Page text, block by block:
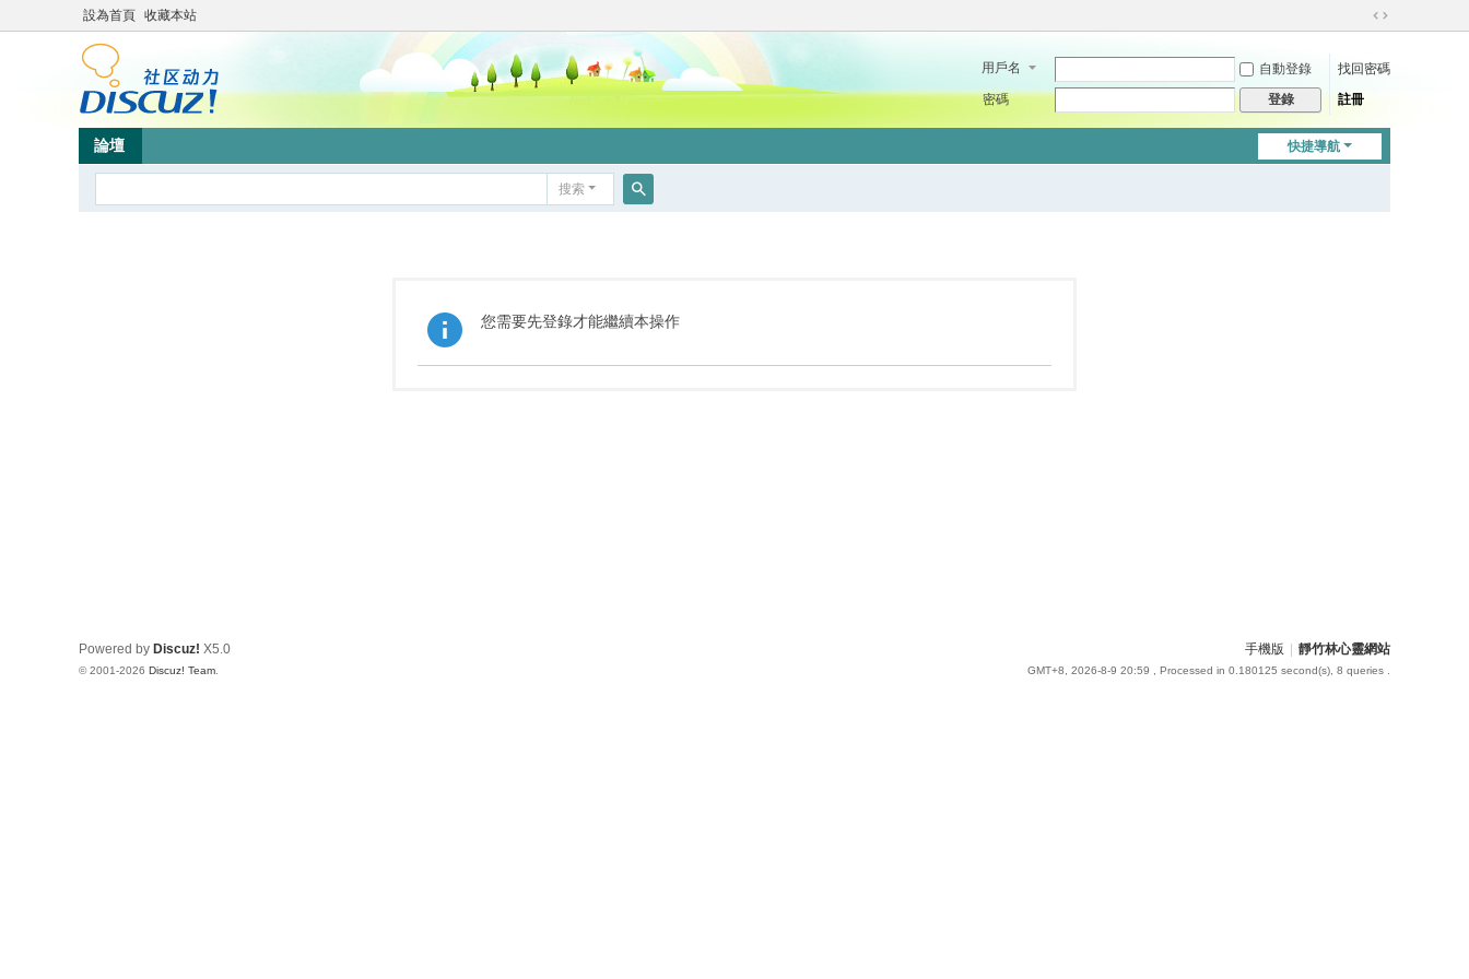
設為首頁 收藏本站
切
到
用戶名 自動登錄
找回密碼
密碼
登錄 註冊
快捷導航
論壇
搜索
您需要先登錄才能繼續本操作
手機版 靜竹林心靈網站
GMT+8, 2026-8-9 20:59 , Processed in 0.180125 second(s), 8 queries .
Powered by Discuz! X5.0
© 2001-2026 Discuz! Team